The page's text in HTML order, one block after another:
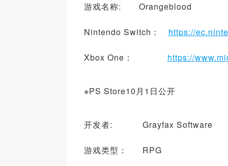
游戏名称: Orangeblood
Nintendo Switch： https://
Xbox One： https://
※PS Store10月1日公开
开发者: Grayfax Software
游戏类型： RPG